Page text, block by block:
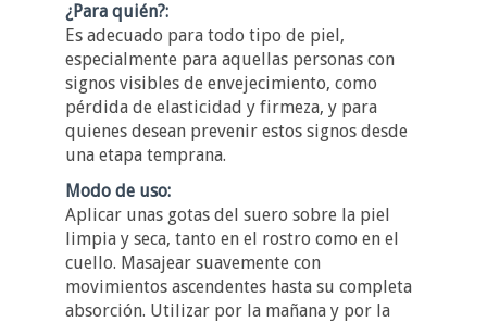
¿Para quién?:
Es adecuado para todo tipo de piel,
especialmente para aquellas personas con
signos visibles de envejecimiento, como
pérdida de elasticidad y firmeza, y para
quienes desean prevenir estos signos desde
una etapa temprana.
Modo de uso:
Aplicar unas gotas del suero sobre la piel
limpia y seca, tanto en el rostro como en el
cuello. Masajear suavemente con
movimientos ascendentes hasta su completa
absorción. Utilizar por la mañana y por la